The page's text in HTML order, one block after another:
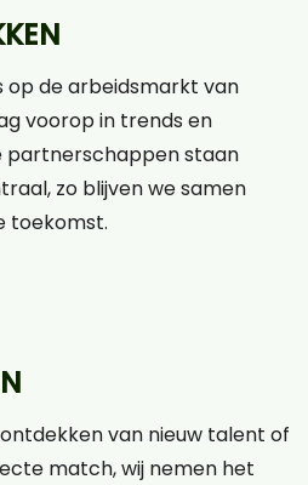
op de arbeidsmarkt van
voorop in trends en
partnerschappen staan
zo blijven we samen
toekomst.
van nieuw talent of
match, wij nemen het